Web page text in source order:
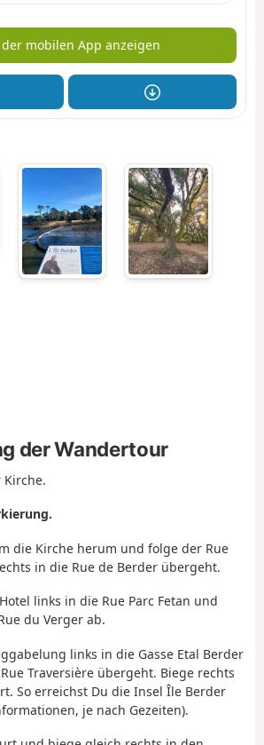
mobilen App anzeigen
der Wandertour
Kirche.
die Kirche herum und folge der Rue
in die Rue de Berder übergeht.
links in die Rue Parc Fetan und
du Verger ab.
links in die Gasse Etal Berder
Traversière übergeht. Biege rechts
So erreichst Du die Insel Île Berder
je nach Gezeiten).